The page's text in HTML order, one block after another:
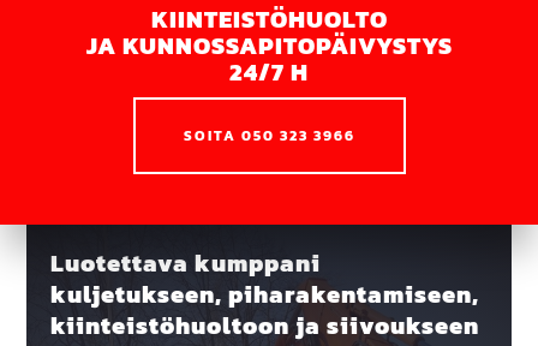
KIINTEISTÖHUOLTO
JA KUNNOSSA­PITO­PÄIVYSTYS
24/7 H
SOITA 050 323 3966
Luotettava kumppani
kuljetukseen, piharakentamiseen,
kiinteistöhuoltoon ja siivoukseen